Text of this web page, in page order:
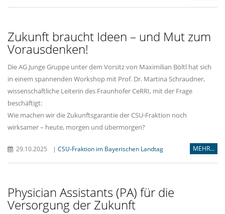
Zukunft braucht Ideen – und Mut zum
Vorausdenken!
Die AG Junge Gruppe unter dem Vorsitz von Maximilian Böltl hat sich
in einem spannenden Workshop mit Prof. Dr. Martina Schraudner,
wissenschaftliche Leiterin des Fraunhofer CeRRI, mit der Frage
beschäftigt:
Wie machen wir die Zukunftsgarantie der CSU-Fraktion noch
wirksamer – heute, morgen und übermorgen?
29.10.2025 | CSU-Fraktion im Bayerischen Landtag MEHR...
Physician Assistants (PA) für die
Versorgung der Zukunft